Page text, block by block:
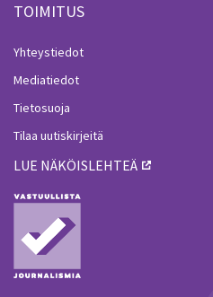
TOIMITUS
Yhteystiedot
Mediatiedot
Tietosuoja
Tilaa uutiskirjeitä
LUE NÄKÖISLEHTEÄ